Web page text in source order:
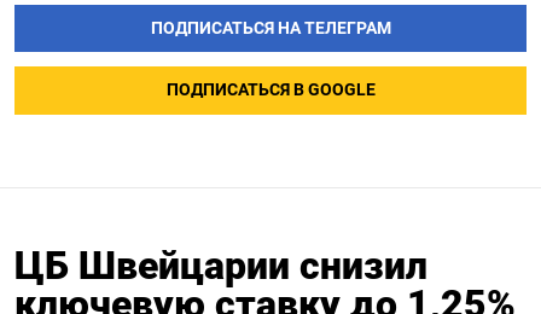
ПОДПИСАТЬСЯ НА ТЕЛЕГРАМ
ПОДПИСАТЬСЯ В GOOGLE
ЦБ Швейцарии снизил
ключевую ставку до 1,25%